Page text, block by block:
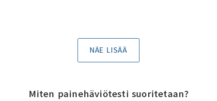
NÄE LISÄÄ
Miten painehäviötesti suoritetaan?